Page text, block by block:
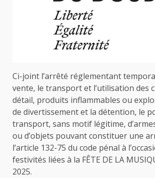
Ci-joint l’arrêté réglementant
vente, le transport et l’utilisation des
détail, produits inflammables ou
de divertissement et la détention, le
transport, sans motif légitime,
ou d’objets pouvant constituer une
l’article 132-75 du code pénal à
festivités liées à la FÊTE DE LA
2025.